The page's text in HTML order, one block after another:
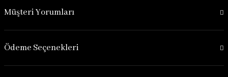
Müşteri Yorumları
Ödeme Seçenekleri